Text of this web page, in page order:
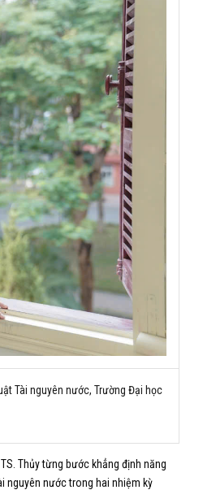
Tài nguyên nước, Trường Đại học
Thủy từng bước khẳng định năng
nguyên nước trong hai nhiệm kỳ